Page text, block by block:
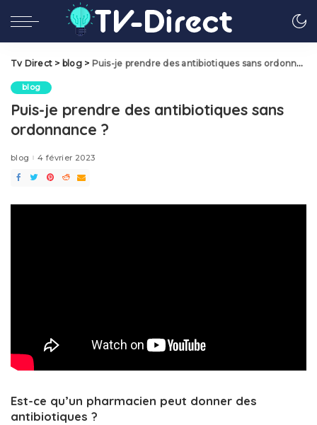
Tv Direct > blog> Puis-je prendre des antibiotiques sans ordonnance ?
blog
Puis-je prendre des antibiotiques sans
ordonnance ?
blog 4 février 2023
Est-ce qu’un pharmacien peut donner des
antibiotiques ?